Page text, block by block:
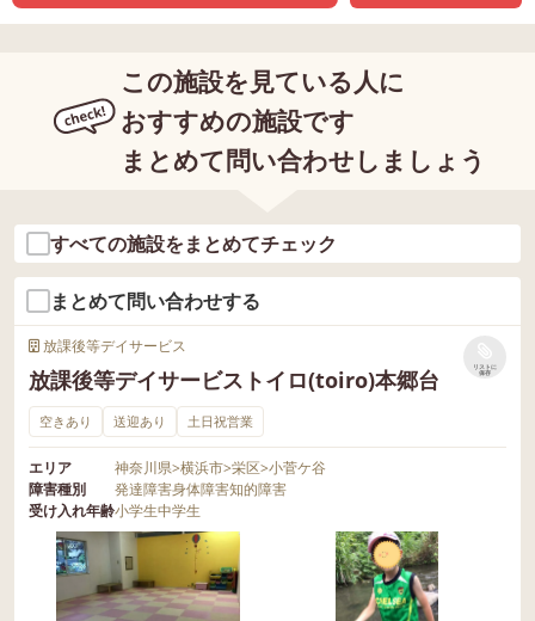
この施設を見ている人に
おすすめの施設です
まとめて問い合わせしましょう
すべての施設をまとめてチェック
まとめて問い合わせする
放課後等デイサービス
放課後等デイサービストイロ(toiro)本郷台
リストに
保存
空きあり 送迎あり 土日祝営業
エリア 神奈川県>横浜市>栄区>小菅ケ谷
障害種別
発達障害身体障害知的障害
受け入れ年齢小学生中学生